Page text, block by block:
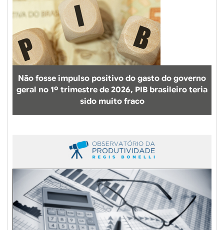
Não fosse impulso positivo do gasto do governo
geral no 1º trimestre de 2026, PIB brasileiro teria
sido muito fraco